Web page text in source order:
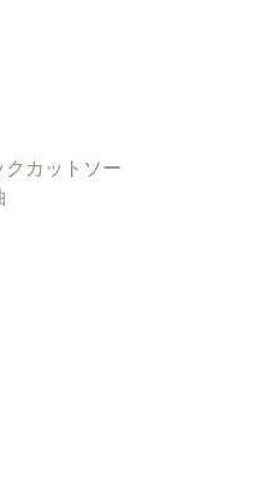
クカットソー